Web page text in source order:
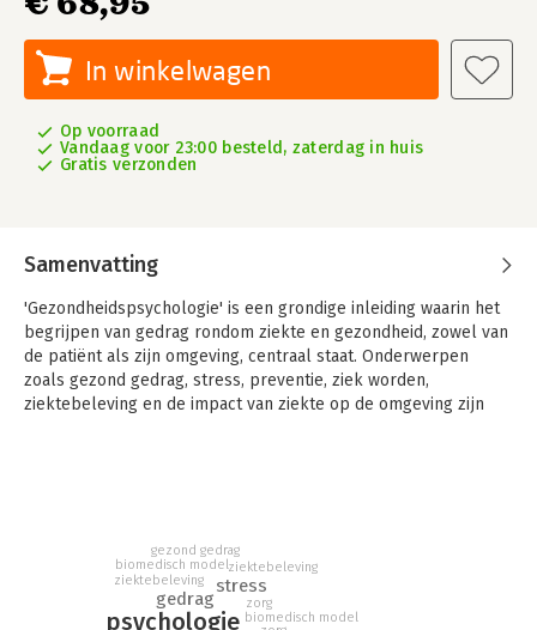
In winkelwagen
Op voorraad
Vandaag voor 23:00 besteld, zaterdag in huis
Gratis verzonden
Samenvatting
'Gezondheidspsychologie' is een grondige inleiding waarin het
begrijpen van gedrag rondom ziekte en gezondheid, zowel van
de patiënt als zijn omgeving, centraal staat. Onderwerpen
zoals gezond gedrag, stress, preventie, ziek worden,
ziektebeleving en de impact van ziekte op de omgeving zijn
besproken vanuit verschillende invalshoeken, zoals de
economische aspecten, menselijke relaties en erfelijke
eigenschappen. Naast een sterk theoretisch kader bevat
Gezondheidspsychologie veel didactische elementen, zoals
psychologie
gedrag
stress
ziektebeleving
biomedisch model
gezond gedrag
zorg
ziektebeleving
biomedisch model